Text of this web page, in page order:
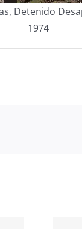
Detenido
1974